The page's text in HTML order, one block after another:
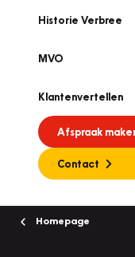
Historie Verbree
MVO
Klantenvertellen
Afspraak
Contact
Homepage